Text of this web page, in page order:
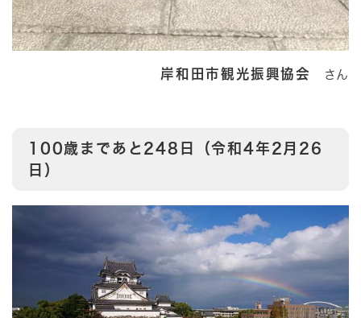
岸和田市観光振興協会 さん
100歳まであと248日（令和4年2月26
日）